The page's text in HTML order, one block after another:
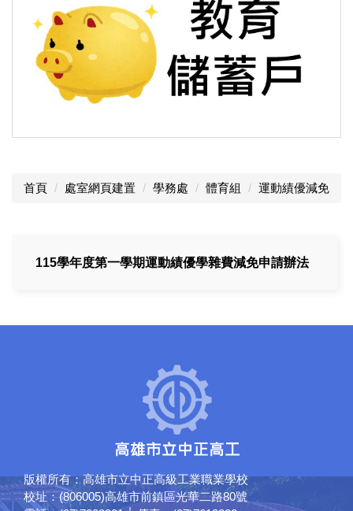
首頁 處室網頁建置 學務處 體育組 運動績優減免
115學年度第一學期運動績優學雜費減免申請辦法
版權所有：高雄市立中正高級工業職業學校
校址：(806005)高雄市前鎮區光華二路80號